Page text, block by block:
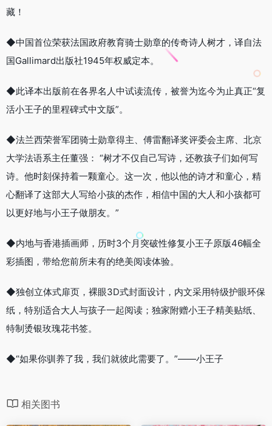
藏！
◆中国首位荣获法国政府教育骑士勋章的传奇诗人树才，译自法
国Gallimard出版社1945年权威定本。
◆此译本出版前在各界名人中试读流传，被誉为迄今为止真正“复
活小王子的里程碑式中文版”。
◆法兰西荣誉军团骑士勋章得主、傅雷翻译奖评委会主席、北京
大学法语系主任董强： “树才不仅自己写诗，还教孩子们如何写
诗。他时刻保持着一颗童心。这一次，他以他的诗才和童心，精
心翻译了这部大人写给小孩的杰作，相信中国的大人和小孩都可
以更好地与小王子做朋友。”
◆内地与香港插画师，历时3个月突破性修复小王子原版46幅全
彩插图，带给您前所未有的绝美阅读体验。
◆独创立体式扉页，裸眼3D式封面设计，内文采用特级护眼环保
纸，特别适合大人与孩子一起阅读；独家附赠小王子精美贴纸、
特制烫银玫瑰花书签。
◆“如果你驯养了我，我们就彼此需要了。”——小王子
相关图书